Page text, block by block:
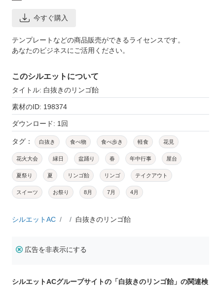
今すぐ購入
テンプレートなどの商品販売ができるライセンスです。
あなたのビジネスにご活用ください。
このシルエットについて
タイトル: 白抜きのリンゴ飴
素材のID: 198374
ダウンロード: 1回
タグ： 白抜き 食べ物 食べ歩き 軽食 花見
花火大会 縁日 盆踊り 春 年中行事 屋台
夏祭り 夏 リンゴ飴 リンゴ テイクアウト
スイーツ お祭り 8月 7月 4月
シルエットAC 白抜きのリンゴ飴
広告を非表示にする
シルエットACグループサイトの「白抜きのリンゴ飴」の関連検